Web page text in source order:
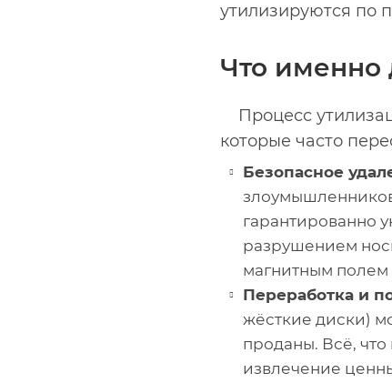
утилизируются по
Что именно
Процесс
которые часто
Безопасное
гарантированно
разрушением
магнитным полем
Переработка и
жёсткие диски)
проданы. Всё,
извлечение